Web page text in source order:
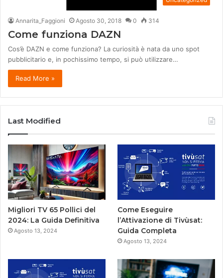
Annarita_Faggioni Agosto 30, 2018 0 314
Come funziona DAZN
Cos’è DAZN e come funziona? La curiosità è nata da uno spot
pubblicitario e, in pochissimo tempo, si può utilizzare…
Read More »
Last Modified
Migliori TV 65 Pollici del
2024: La Guida Definitiva
Agosto 13, 2024
Come Eseguire
l’Attivazione di Tivùsat:
Guida Completa
Agosto 13, 2024